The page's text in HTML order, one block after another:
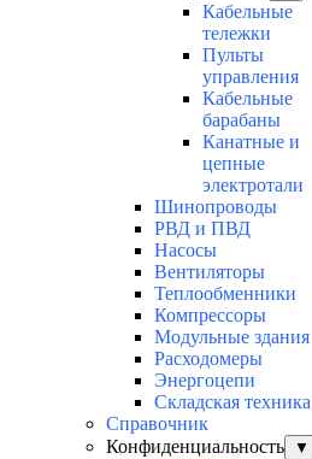
Кабельные
тележки
Пульты
управления
Кабельные
барабаны
Канатные и
цепные
электротали
Шинопроводы
РВД и ПВД
Насосы
Вентиляторы
Теплообменники
Компрессоры
Модульные здания
Расходомеры
Энергоцепи
Складская техника
Справочник
Конфиденциальность
▼